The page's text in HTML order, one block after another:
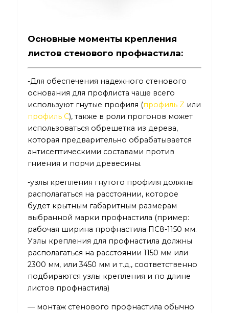
Основные моменты крепления
листов стенового профнастила:
-Для обеспечения надежного стенового
основания для профлиста чаще всего
используют гнутые профиля (профиль Z или
профиль С), также в роли прогонов может
использоваться обрешетка из дерева,
которая предварительно обрабатывается
антисептическими составами против
гниения и порчи древесины.
-узлы крепления гнутого профиля должны
располагаться на расстоянии, которое
будет крытным габаритным размерам
выбранной марки профнастила (пример:
рабочая ширина профнастила ПС8-1150 мм.
Узлы крепления для профнастила должны
располагаться на расстоянии 1150 мм или
2300 мм, или 3450 мм и т.д., соответственно
подбираются узлы крепления и по длине
листов профнастила)
— монтаж стенового профнастила обычно